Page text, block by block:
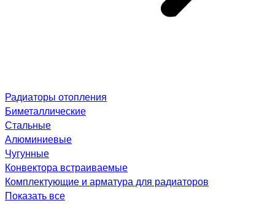
Радиаторы отопления
Биметаллические
Стальные
Алюминиевые
Чугунные
Конвектора встраиваемые
Комплектующие и арматура для радиаторов
Показать все